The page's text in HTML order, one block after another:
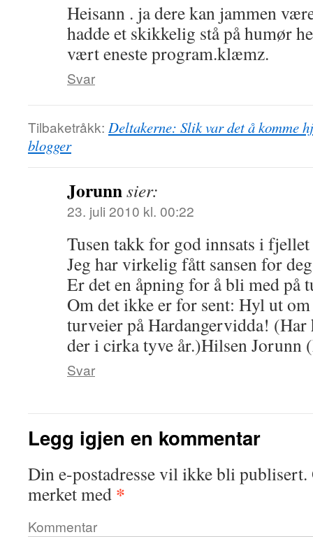
Heisann . ja dere kan jammen
hadde et skikkelig stå på humør
vært eneste program.klæmz.
Svar
Tilbaketråkk: Deltakerne: Slik var det å komme
blogger
Jorunnsier:
23. juli 2010 kl. 00:22
Tusen takk for god innsats i
Jeg har virkelig fått sansen for
Er det en åpning for å bli med på
Om det ikke er for sent: Hyl ut
turveier på Hardangervidda!
der i cirka tyve år.)Hilsen Jorunn
Svar
Legg igjen en kommentar
Din e-postadresse vil ikke bli publisert.
merket med *
Kommentar